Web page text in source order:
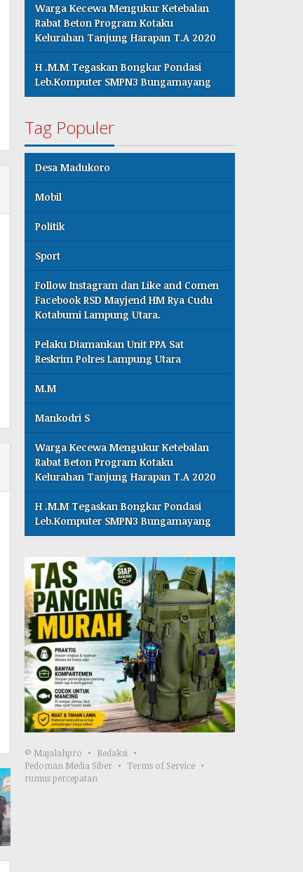
Warga Kecewa Mengukur Ketebalan
Rabat Beton Program Kotaku
Kelurahan Tanjung Harapan T.A 2020
H .M.M Tegaskan Bongkar Pondasi
Leb.Komputer SMPN3 Bungamayang
Tag Populer
Desa Madukoro
Mobil
Politik
Sport
Follow Instagram dan Like and Comen
Facebook RSD Mayjend HM Rya Cudu
Kotabumi Lampung Utara.
Pelaku Diamankan Unit PPA Sat
Reskrim Polres Lampung Utara
M.M
Mankodri S
Warga Kecewa Mengukur Ketebalan
Rabat Beton Program Kotaku
Kelurahan Tanjung Harapan T.A 2020
H .M.M Tegaskan Bongkar Pondasi
Leb.Komputer SMPN3 Bungamayang
© Majalahpro
Redaksi
Pedoman Media Siber
Terms of Service
rumus percepatan